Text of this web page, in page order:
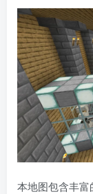
本地图包含丰